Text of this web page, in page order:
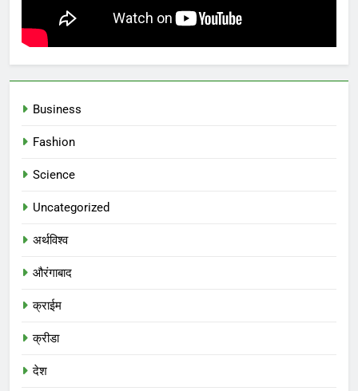
Business
Fashion
Science
Uncategorized
अर्थविश्व
औरंगाबाद
क्राईम
क्रीडा
देश